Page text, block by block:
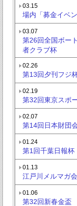
03.15
場内「募金イベン
03.07
第26回全国ボー
者クラブ杯
02.26
第13回夕刊フジ
02.19
第32回東京スポ
02.07
第14回日本財団
01.24
第1回千葉日報杯
01.13
江戸川メルマガ
01.06
第32回新春金盃